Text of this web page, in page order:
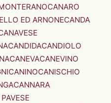
CANARO
ED ARNONECANDA
CANDIDACANDIOLO
CANEVACANEVINO
CANINOCANISCHIO
CANNARA